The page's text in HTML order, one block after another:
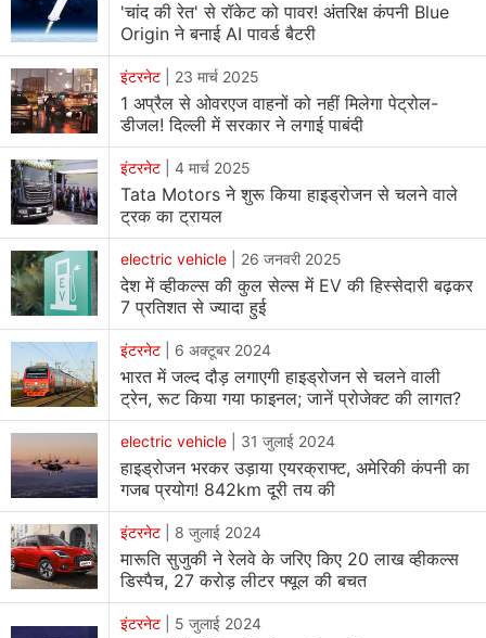
'चांद की रेत' से रॉकेट को पावर! अंतरिक्ष कंपनी Blue
Origin ने बनाई AI पावर्ड बैटरी
इंटरनेट 23 मार्च 2025
1 अप्रैल से ओवरएज वाहनों को नहीं मिलेगा पेट्रोल-
डीजल! दिल्ली में सरकार ने लगाई पाबंदी
इंटरनेट 4 मार्च 2025
Tata Motors ने शुरू किया हाइड्रोजन से चलने वाले
ट्रक का ट्रायल
electric vehicle 26 जनवरी 2025
देश में व्हीकल्स की कुल सेल्स में EV की हिस्सेदारी बढ़कर
7 प्रतिशत से ज्यादा हुई
इंटरनेट 6 अक्टूबर 2024
भारत में जल्द दौड़ लगाएगी हाइड्रोजन से चलने वाली
ट्रेन, रूट किया गया फाइनल; जानें प्रोजेक्ट की लागत?
electric vehicle 31 जुलाई 2024
हाइड्रोजन भरकर उड़ाया एयरक्राफ्ट, अमेरिकी कंपनी का
गजब प्रयोग! 842km दूरी तय की
इंटरनेट 8 जुलाई 2024
मारूति सुजुकी ने रेलवे के जरिए किए 20 लाख व्हीकल्स
डिस्पैच, 27 करोड़ लीटर फ्यूल की बचत
इंटरनेट 5 जुलाई 2024